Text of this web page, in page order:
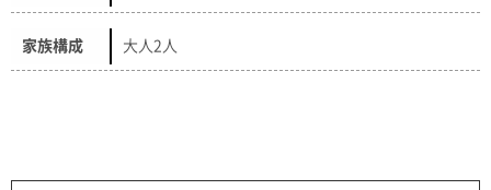
家族構成 大人2人